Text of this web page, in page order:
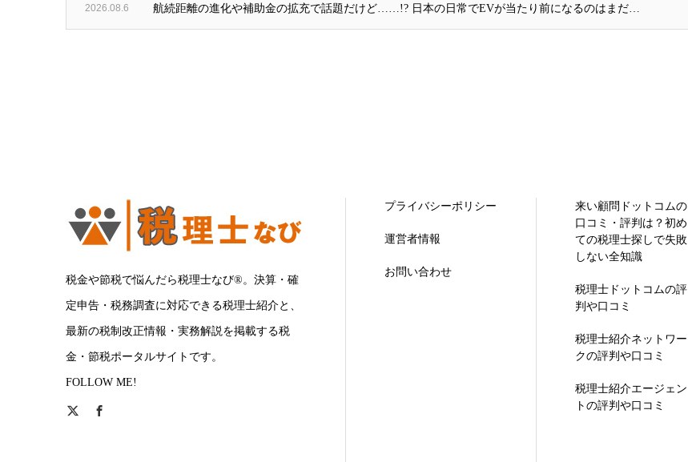
2026.08.6 航続距離の進化や補助金の拡充で話題だけど……!? 日本の日常でEVが当たり前になるのはまだ…
税金や節税で悩んだら税理士なび®。決算・確
定申告・税務調査に対応できる税理士紹介と、
最新の税制改正情報・実務解説を掲載する税
金・節税ポータルサイトです。
FOLLOW ME!
プライバシーポリシー
運営者情報
お問い合わせ
来い顧問ドットコムの
口コミ・評判は？初め
ての税理士探しで失敗
しない全知識
税理士ドットコムの評
判や口コミ
税理士紹介ネットワー
クの評判や口コミ
税理士紹介エージェン
トの評判や口コミ